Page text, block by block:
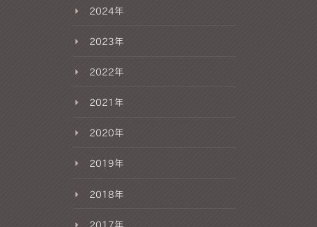
2024年
2023年
2022年
2021年
2020年
2019年
2018年
2017年